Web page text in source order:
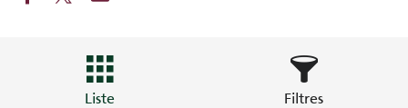
Liste Filtres